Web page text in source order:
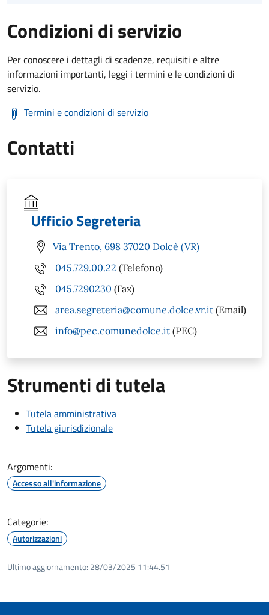
Condizioni di servizio
Per conoscere i dettagli di scadenze, requisiti e altre
informazioni importanti, leggi i termini e le condizioni di
servizio.
Termini e condizioni di servizio
Contatti
Ufficio Segreteria
Via Trento, 698 37020 Dolcè (VR)
045.729.00.22 (Telefono)
045.7290230 (Fax)
area.segreteria@comune.dolce.vr.it (Email)
info@pec.comunedolce.it (PEC)
Strumenti di tutela
Tutela amministrativa
Tutela giurisdizionale
Argomenti:
Accesso all'informazione
Categorie:
Autorizzazioni
Ultimo aggiornamento: 28/03/2025 11:44.51